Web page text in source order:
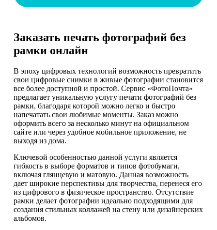
Заказать печать фотографий без
рамки онлайн
В эпоху цифровых технологий возможность превратить
свои цифровые снимки в живые фотографии становится
все более доступной и простой. Сервис «ФотоПочта»
предлагает уникальную услугу печати фотографий без
рамки, благодаря которой можно легко и быстро
напечатать свои любимые моменты. Заказ можно
оформить всего за несколько минут на официальном
сайте или через удобное мобильное приложение, не
выходя из дома.
Ключевой особенностью данной услуги является
гибкость в выборе форматов и типов фотобумаги,
включая глянцевую и матовую. Данная возможность
дает широкие перспективы для творчества, перенеся его
из цифрового в физическое пространство. Отсутствие
рамки делает фотографии идеально подходящими для
создания стильных коллажей на стену или дизайнерских
альбомов.